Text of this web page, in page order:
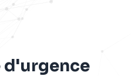
d'urgence